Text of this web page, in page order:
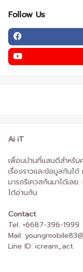
Follow Us
Ai iT
เพื่อนบ้านที่แสนดีสำหรับ
เรื่องราวและข้อมูลกันได้
มารถรีเควสกันมาได้เลย
ได้อ่านกัน
Contact
Tel: +6687-396-1999
Mail:
Line ID: icream_act